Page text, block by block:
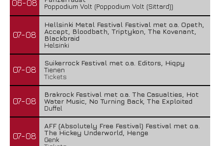
06-08
Poppodium Volt (Poppodium Volt (Sittard))
07-08
Hellsinki Metal Festival Festival met o.a. Opeth,
Accept, Bloodbath, Triptykon, The Kovenant,
Blackbraid
Helsinki
07-08
Suikerrock Festival met o.a. Editors, Hiqpy
Tienen
Tickets
07-08
Brakrock Festival met o.a. The Casualties, Hot
Water Music, No Turning Back, The Exploited
Duffel
07-08
AFF (Absolutely Free Festival) Festival met o.a.
The Hickey Underworld, Henge
Genk